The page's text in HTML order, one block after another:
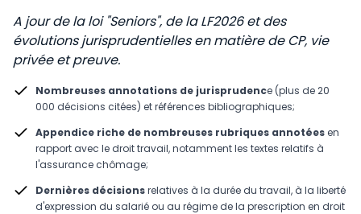
A jour de la loi "Seniors", de la LF2026 et des
évolutions jurisprudentielles en matière de CP, vie
privée et preuve.
Nombreuses annotations de jurisprudence (plus de 20
000 décisions citées) et références bibliographiques;
Appendice riche de nombreuses rubriques annotéesen
rapport avec le droit travail, notamment les textes relatifs à
l'assurance chômage;
Dernières décisionsrelatives à la durée du travail, à la liberté
d'expression du salarié ou au régime de la prescription en droit